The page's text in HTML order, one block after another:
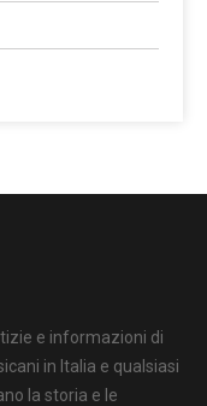
e informazioni di
in Italia e qualsiasi
la storia e le